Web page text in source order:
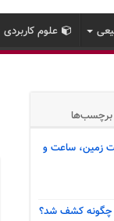
علوم کاربردی
برچسب‌ها
زمین، ساعت و
چگونه کشف شد؟